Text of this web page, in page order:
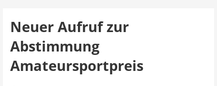
Neuer Aufruf zur
Abstimmung
Amateursportpreis